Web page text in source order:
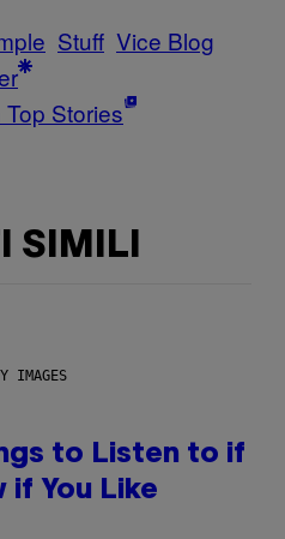
Stuff Vice Blog
Stories
SIMILI
IMAGES
to Listen to if
if You Like